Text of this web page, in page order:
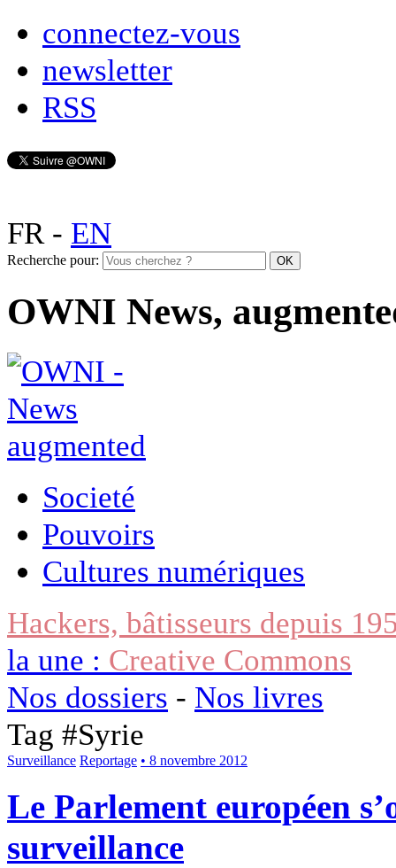
connectez-vous
newsletter
RSS
FR- EN
Recherche pour:
OWNI News,
Societé
Pouvoirs
Cultures numériques
Hackers, bâtisseurs depuis
la une : Creative Commons
Nos dossiers - Nos livres
Tag #Syrie
Surveillance Reportage • 8 novembre 2012
Le Parlement européen
surveillance